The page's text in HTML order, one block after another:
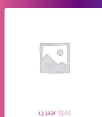
13 jaar (50)